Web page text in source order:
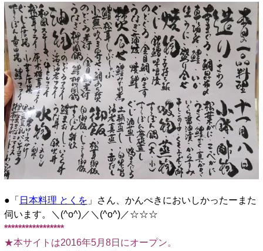
●「 日本料理 とくを 」さん、かんぺきにおいしかったーまた
伺います。＼(^o^)／＼(^o^)／☆☆☆
*****************
★本サイトは2016年5月8日にオープン。